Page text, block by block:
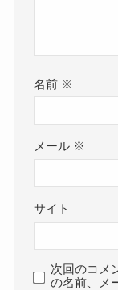
名前 ※
メール ※
サイト
次回のコメ
の名前、メ